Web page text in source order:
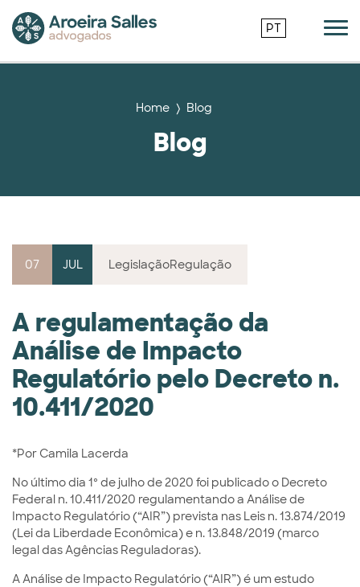
PT
Home Blog
Blog
07 JUL LegislaçãoRegulação
A regulamentação da
Análise de Impacto
Regulatório pelo Decreto n.
10.411/2020
*Por Camila Lacerda
No último dia 1º de julho de 2020 foi publicado o Decreto
Federal n. 10.411/2020 regulamentando a Análise de
Impacto Regulatório (“AIR”) prevista nas Leis n. 13.874/2019
(Lei da Liberdade Econômica) e n. 13.848/2019 (marco
legal das Agências Reguladoras).
A Análise de Impacto Regulatório (“AIR”) é um estudo